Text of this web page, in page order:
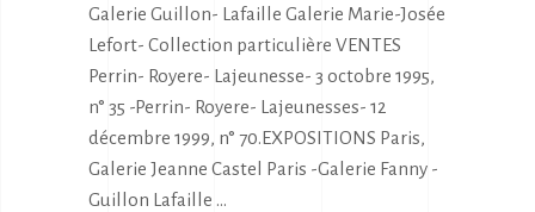
Galerie Guillon- Lafaille Galerie Marie-Josée
Lefort- Collection particulière VENTES
Perrin- Royere- Lajeunesse- 3 octobre 1995,
n° 35 -Perrin- Royere- Lajeunesses- 12
décembre 1999, n° 70.EXPOSITIONS Paris,
Galerie Jeanne Castel Paris -Galerie Fanny -
Guillon Lafaille